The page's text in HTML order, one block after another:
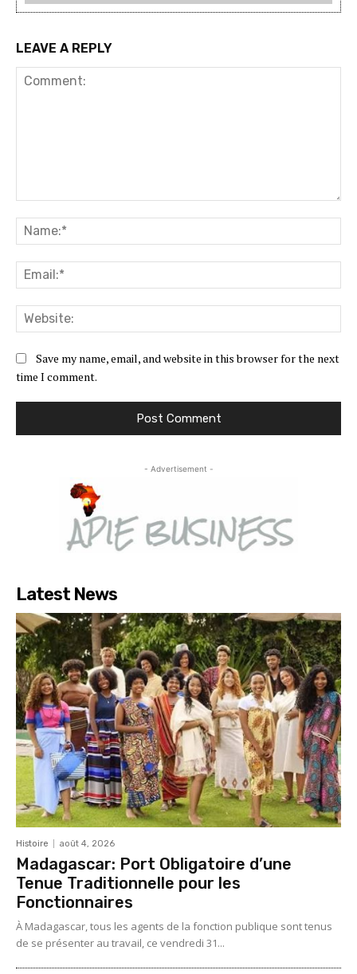
LEAVE A REPLY
Save my name, email, and website in this browser for the next
time I comment.
- Advertisement -
Latest News
Histoire août 4, 2026
Madagascar: Port Obligatoire d’une
Tenue Traditionnelle pour les
Fonctionnaires
À Madagascar, tous les agents de la fonction publique sont tenus
de se présenter au travail, ce vendredi 31...